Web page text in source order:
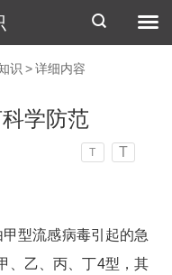
识 > 详细内容
学防范
T T
甲型流感病毒引起的急
、乙、丙、丁4型，其